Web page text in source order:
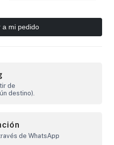
a mi pedido
de
destino).
de WhatsApp